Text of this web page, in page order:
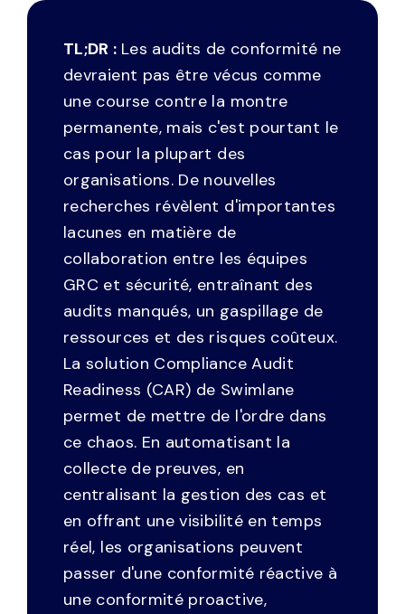
TL;DR : Les audits de conformité ne
devraient pas être vécus comme
une course contre la montre
permanente, mais c'est pourtant le
cas pour la plupart des
organisations. De nouvelles
recherches révèlent d'importantes
lacunes en matière de
collaboration entre les équipes
GRC et sécurité, entraînant des
audits manqués, un gaspillage de
ressources et des risques coûteux.
La solution Compliance Audit
Readiness (CAR) de Swimlane
permet de mettre de l'ordre dans
ce chaos. En automatisant la
collecte de preuves, en
centralisant la gestion des cas et
en offrant une visibilité en temps
réel, les organisations peuvent
passer d'une conformité réactive à
une conformité proactive,